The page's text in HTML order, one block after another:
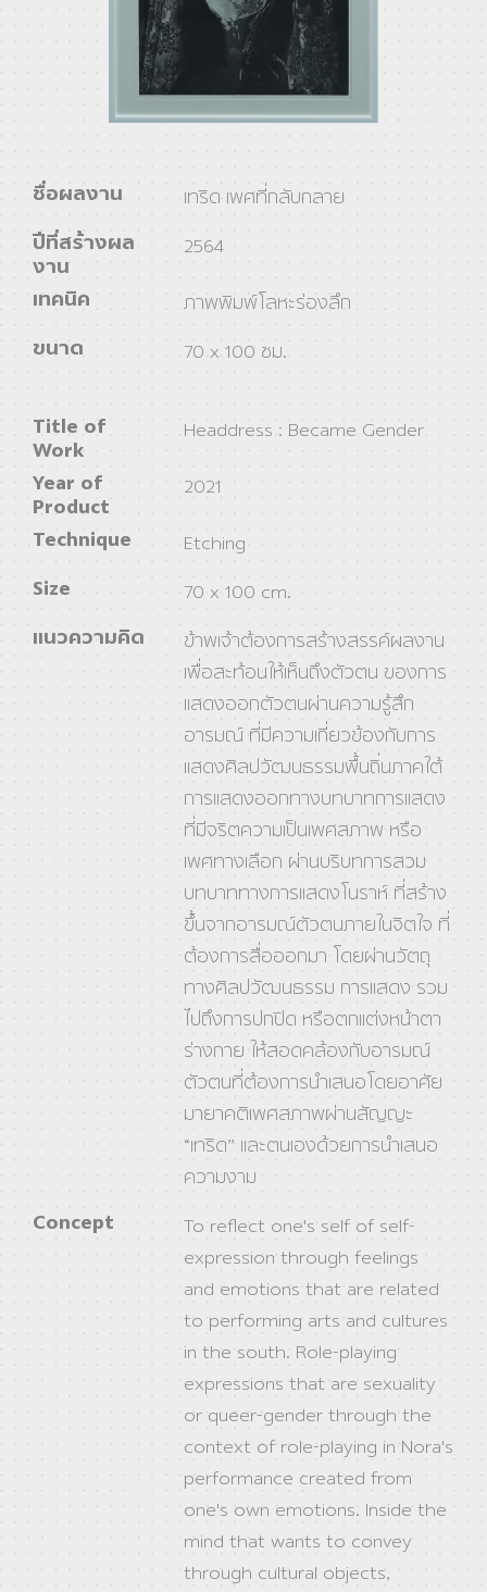
ชื่อผลงาน เทริด เพศที่กลับกลาย
ปีที่สร้างผล
งาน
2564
เทคนิค ภาพพิมพ์โลหะร่องลึก
ขนาด 70 x 100 ซม.
Title of
Work
Headdress : Became Gender
Year of
Product
2021
Technique Etching
Size 70 x 100 cm.
แนวความคิด
ข้าพเจ้าต้องการสร้างสรรค์ผลงาน
เพื่อสะท้อนให้เห็นถึงตัวตน ของการ
แสดงออกตัวตนผ่านความรู้สึก
อารมณ์ ที่มีความเกี่ยวข้องกับการ
แสดงศิลปวัฒนธรรมพื้นถิ่นภาคใต้
การแสดงออกทางบทบาทการแสดง
ที่มีจริตความเป็นเพศสภาพ หรือ
เพศทางเลือก ผ่านบริบทการสวม
บทบาททางการแสดงโนราห์ ที่สร้าง
ขึ้นจากอารมณ์ตัวตนภายในจิตใจ ที่
ต้องการสื่อออกมา โดยผ่านวัตถุ
ทางศิลปวัฒนธรรม การแสดง รวม
ไปถึงการปกปิด หรือตกแต่งหน้าตา
ร่างกาย ให้สอดคล้องกับอารมณ์
ตัวตนที่ต้องการนำเสนอโดยอาศัย
มายาคติเพศสภาพผ่านสัญญะ
“เทริด” และตนเองด้วยการนำเสนอ
ความงาม
Concept
To reflect one's self of self-
expression through feelings
and emotions that are related
to performing arts and cultures
in the south. Role-playing
expressions that are sexuality
or queer-gender through the
context of role-playing in Nora's
performance created from
one's own emotions. Inside the
mind that wants to convey
through cultural objects,